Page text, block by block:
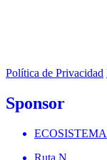
Política de Privacidad
Sponsor
Ruta N